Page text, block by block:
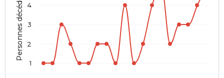
Personnes décédées
1
2
3
4